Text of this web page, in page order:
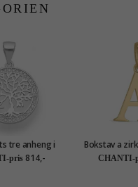
tre anheng i
sølvpris 814,-
Bokstav a
karat gull
CHANTI-